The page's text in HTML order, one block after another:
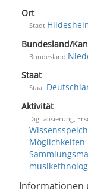
Ort
Stadt
Bundesland/
Bundesland
Staat
Staat
Aktivität
Digitalisierung,
Informationen